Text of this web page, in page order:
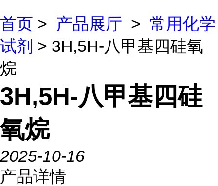
首页 > 产品展厅 > 常用化学
试剂 > 3H,5H-八甲基四硅氧
烷
3H,5H-八甲基四硅
氧烷
2025-10-16
产品详情